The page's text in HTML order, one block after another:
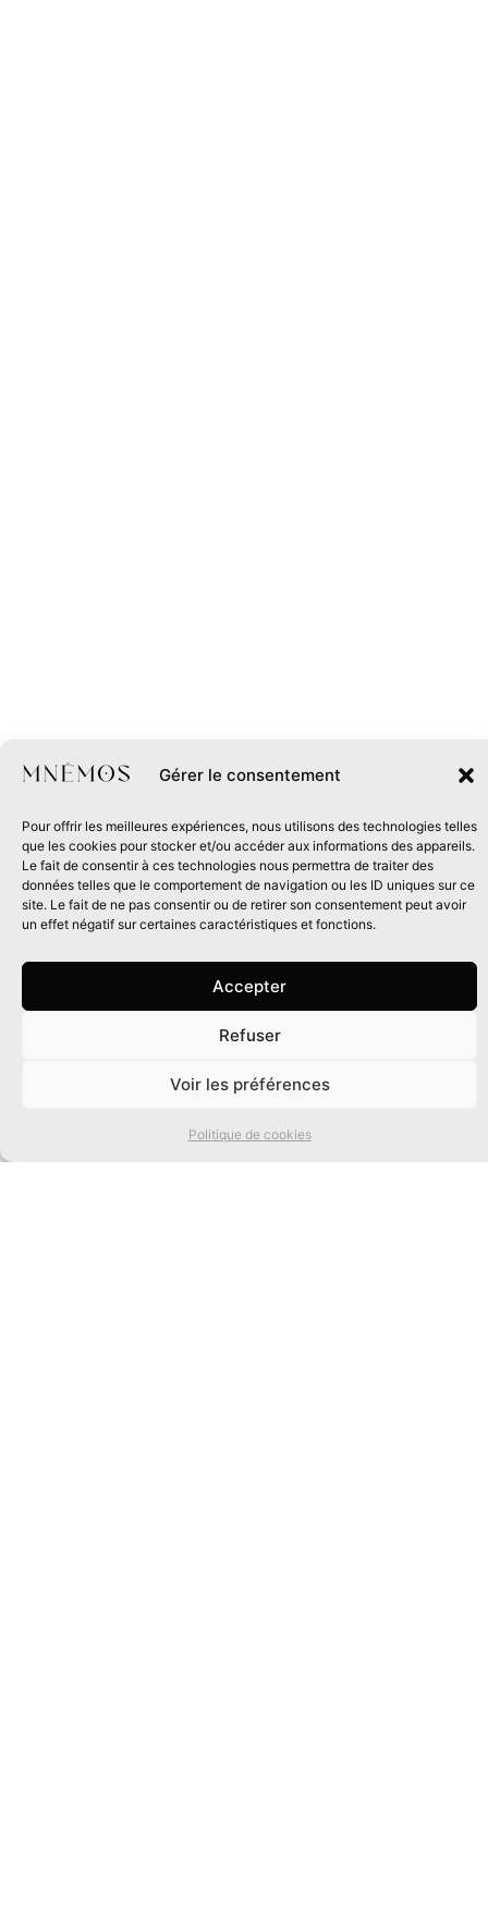
Gérer le consentement
Pour offrir les meilleures expériences, nous utilisons des technologies telles
que les cookies pour stocker et/ou accéder aux informations des appareils.
Le fait de consentir à ces technologies nous permettra de traiter des
données telles que le comportement de navigation ou les ID uniques sur ce
site. Le fait de ne pas consentir ou de retirer son consentement peut avoir
un effet négatif sur certaines caractéristiques et fonctions.
Accepter
Refuser
Voir les préférences
Politique de cookies